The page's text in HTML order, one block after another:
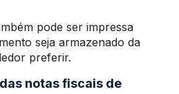
pode ser impressa
seja armazenado da
preferir.
notas fiscais de